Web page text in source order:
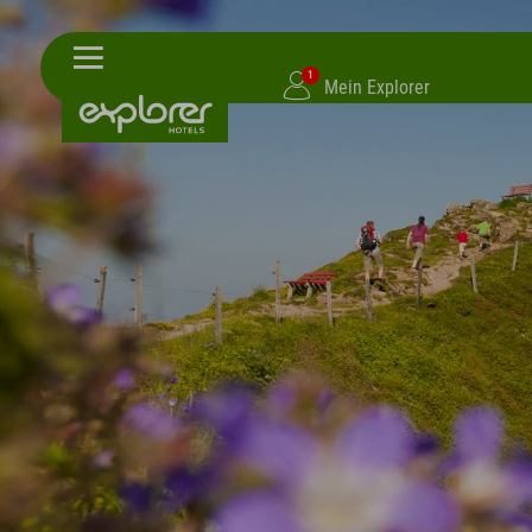
1
Mein Explorer